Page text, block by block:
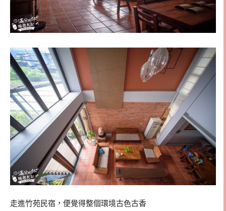
走進竹苑民宿，便覺得整個環境古色古香